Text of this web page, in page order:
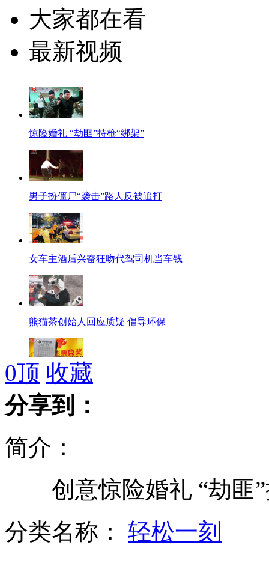
大家都在看
最新视频
惊险婚礼 “劫匪”持枪“绑架”
男子扮僵尸“袭击”路人反被追打
女车主酒后兴奋狂吻代驾司机当车钱
熊猫茶创始人回应质疑 倡导环保
北师大彩票硕士明年9月开班
贵阳有偿失物招领“遇冷”
0顶 收藏
分享到：
简介：
创意惊险婚礼 “劫匪”
分类名称： 轻松一刻